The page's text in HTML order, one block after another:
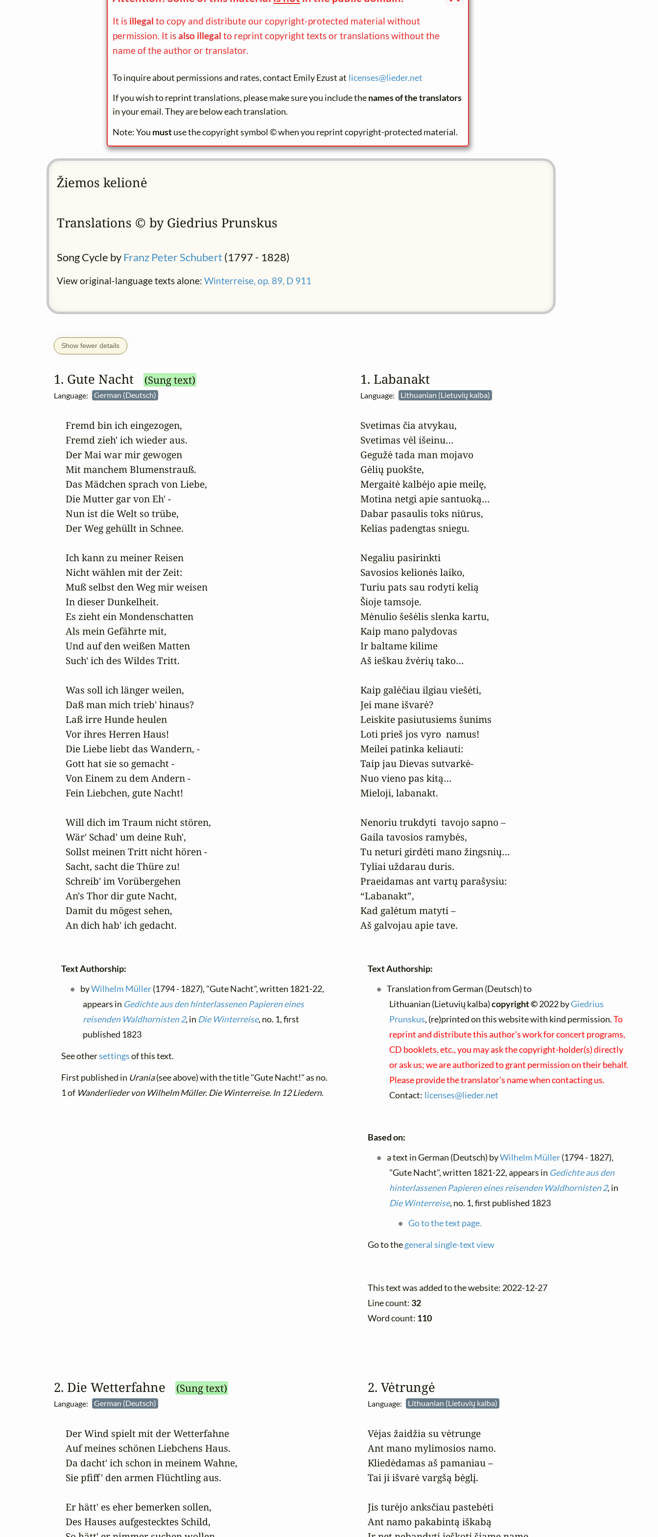
It is illegal to copy and distribute our copyright-protected material without
permission. It isalso illegal to reprint copyright texts or translations without the
name of the author or translator.
To inquire about permissions and rates, contact Emily Ezust at licenses@lieder.net
If you wish to reprint translations, please make sure you include thenames of the translators
in your email. They are below each translation.
Note: You mustuse the copyright symbol © when you reprint copyright-protected material.
Žiemos kelionė
Translations © by Giedrius Prunskus
Song Cycle by Franz Peter Schubert(1797 - 1828)
View original-language texts alone: Winterreise, op. 89, D 911
Show fewer details
1. Gute Nacht (Sung text)
Language: German (Deutsch)
Fremd bin ich eingezogen,
Fremd zieh' ich wieder aus.
Der Mai war mir gewogen
Mit manchem Blumenstrauß.
Das Mädchen sprach von Liebe,
Die Mutter gar von Eh' -
Nun ist die Welt so trübe,
Der Weg gehüllt in Schnee.
Ich kann zu meiner Reisen
Nicht wählen mit der Zeit:
Muß selbst den Weg mir weisen
In dieser Dunkelheit.
Es zieht ein Mondenschatten
Als mein Gefährte mit,
Und auf den weißen Matten
Such' ich des Wildes Tritt.
Was soll ich länger weilen,
Daß man mich trieb' hinaus?
Laß irre Hunde heulen
Vor ihres Herren Haus!
Die Liebe liebt das Wandern, -
Gott hat sie so gemacht -
Von Einem zu dem Andern -
Fein Liebchen, gute Nacht!
Will dich im Traum nicht stören,
Wär' Schad' um deine Ruh',
Sollst meinen Tritt nicht hören -
Sacht, sacht die Thüre zu!
Schreib' im Vorübergehen
An's Thor dir gute Nacht,
Damit du mögest sehen,
An dich hab' ich gedacht.
Text Authorship:
byWilhelm Müller(1794 - 1827), "Gute Nacht", written 1821-22,
appears in Gedichte aus den hinterlassenen Papieren eines
reisenden Waldhornisten 2, in Die Winterreise, no. 1, first
published 1823
See othersettingsof this text.
First published in Urania(see above) with the title "Gute Nacht!" as no.
1 of Wanderlieder von Wilhelm Müller. Die Winterreise. In 12 Liedern.
1. Labanakt
Language: Lithuanian (Lietuvių kalba)
Svetimas čia atvykau,
Svetimas vėl išeinu…
Gegužė tada man mojavo
Gėlių puokšte,
Mergaitė kalbėjo apie meilę,
Motina netgi apie santuoką…
Dabar pasaulis toks niūrus,
Kelias padengtas sniegu.
Negaliu pasirinkti
Savosios kelionės laiko,
Turiu pats sau rodyti kelią
Šioje tamsoje.
Mėnulio šešėlis slenka kartu,
Kaip mano palydovas
Ir baltame kilime
Aš ieškau žvėrių tako…
Kaip galėčiau ilgiau viešėti,
Jei mane išvarė?
Leiskite pasiutusiems šunims
Loti prieš jos vyro  namus!
Meilei patinka keliauti:
Taip jau Dievas sutvarkė-
Nuo vieno pas kitą…
Mieloji, labanakt.
Nenoriu trukdyti  tavojo sapno –
Gaila tavosios ramybės,
Tu neturi girdėti mano žingsnių…
Tyliai uždarau duris.
Praeidamas ant vartų parašysiu:
“Labanakt”,
Kad galėtum matyti –
Aš galvojau apie tave.
Text Authorship:
Translation from German (Deutsch) to
Lithuanian (Lietuvių kalba)copyright ©2022 byGiedrius
Prunskus, (re)printed on this website with kind permission.To
reprint and distribute this author's work for concert programs,
CD booklets, etc., you may ask the copyright-holder(s) directly
or ask us; we are authorized to grant permission on their behalf.
Please provide the translator's name when contacting us.
Contact: licenses@lieder.net
Based on:
a text in German (Deutsch) byWilhelm Müller(1794 - 1827),
"Gute Nacht", written 1821-22, appears in Gedichte aus den
hinterlassenen Papieren eines reisenden Waldhornisten 2, in
Die Winterreise, no. 1, first published 1823
Go to the text page.
Go to thegeneral single-text view
This text was added to the website: 2022-12-27
Line count: 32
Word count: 110
2. Die Wetterfahne (Sung text)
Language: German (Deutsch)
Der Wind spielt mit der Wetterfahne
Auf meines schönen Liebchens Haus.
Da dacht' ich schon in meinem Wahne,
Sie pfiff' den armen Flüchtling aus.
Er hätt' es eher bemerken sollen,
Des Hauses aufgestecktes Schild,
2. Vėtrungė
Language: Lithuanian (Lietuvių kalba)
Vėjas žaidžia su vėtrunge
Ant mano mylimosios namo.
Kliedėdamas aš pamaniau –
Tai ji išvarė vargšą bėglį.
Jis turėjo anksčiau pastebėti
Ant namo pakabintą iškabą